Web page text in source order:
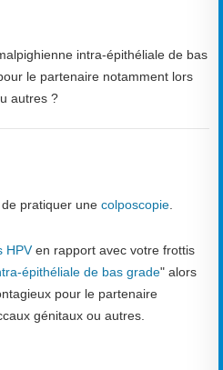
intra-épithéliale de bas
le partenaire notamment lors
autres ?
pratiquer une colposcopie
HPVen rapport avec votre frottis
épithéliale de bas grade" alors
pour le partenaire
génitaux ou autres.